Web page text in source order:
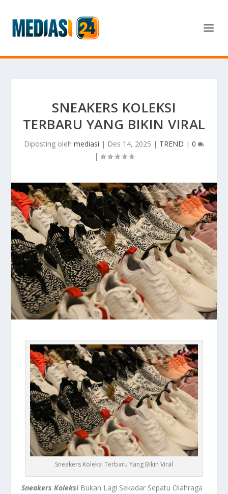
SNEAKERS KOLEKSI
TERBARU YANG BIKIN VIRAL
Diposting oleh mediasi | Des 14, 2025 | TREND | 0
|
Sneakers Koleksi Terbaru Yang Bikin Viral
Sneakers KoleksiBukan Lagi Sekadar Sepatu Olahraga